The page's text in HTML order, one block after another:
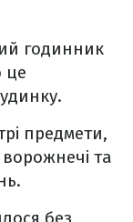
годинник
це
предмети,
та